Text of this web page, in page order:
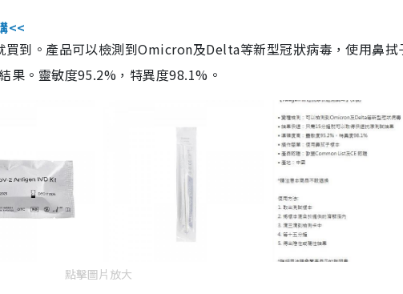
<<
到。產品可以檢測到Omicron及Delta等新型冠狀病毒，使用鼻拭
果。靈敏度95.2%，特異度98.1%。
點擊圖片放大